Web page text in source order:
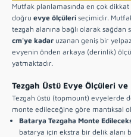
Mutfak planlamasında en çok
doğru evye ölçüleri seçimidir.
tezgah alanına bağlı olarak sağdan
cm'ye kadar uzanan geniş bir
evyenin önden arkaya (derinlik)
yatmaktadır.
Tezgah Üstü Evye Ölçüleri
Tezgah üstü (topmount) evyelerde
monte edileceğine göre mantıksal
Batarya Tezgaha Monte
batarya için ekstra bir delik alanı